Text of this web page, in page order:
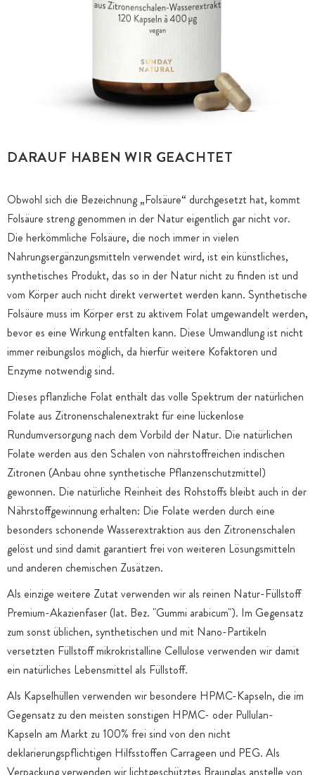
DARAUF HABEN WIR GEACHTET
Obwohl sich die Bezeichnung „Folsäure“ durchgesetzt hat, kommt
Folsäure streng genommen in der Natur eigentlich gar nicht vor.
Die herkömmliche Folsäure, die noch immer in vielen
Nahrungsergänzungsmitteln verwendet wird, ist ein künstliches,
synthetisches Produkt, das so in der Natur nicht zu finden ist und
vom Körper auch nicht direkt verwertet werden kann. Synthetische
Folsäure muss im Körper erst zu aktivem Folat umgewandelt werden,
bevor es eine Wirkung entfalten kann. Diese Umwandlung ist nicht
immer reibungslos möglich, da hierfür weitere Kofaktoren und
Enzyme notwendig sind.
Dieses pflanzliche Folat enthält das volle Spektrum der natürlichen
Folate aus Zitronenschalenextrakt für eine lückenlose
Rundumversorgung nach dem Vorbild der Natur. Die natürlichen
Folate werden aus den Schalen von nährstoffreichen indischen
Zitronen (Anbau ohne synthetische Pflanzenschutzmittel)
gewonnen. Die natürliche Reinheit des Rohstoffs bleibt auch in der
Nährstoffgewinnung erhalten: Die Folate werden durch eine
besonders schonende Wasserextraktion aus den Zitronenschalen
gelöst und sind damit garantiert frei von weiteren Lösungsmitteln
und anderen chemischen Zusätzen.
Als einzige weitere Zutat verwenden wir als reinen Natur-Füllstoff
Premium-Akazienfaser (lat. Bez. "Gummi arabicum"). Im Gegensatz
zum sonst üblichen, synthetischen und mit Nano-Partikeln
versetzten Füllstoff mikrokristalline Cellulose verwenden wir damit
ein natürliches Lebensmittel als Füllstoff.
Als Kapselhüllen verwenden wir besondere HPMC-Kapseln, die im
Gegensatz zu den meisten sonstigen HPMC- oder Pullulan-
Kapseln am Markt zu 100% frei sind von den nicht
deklarierungspflichtigen Hilfsstoffen Carrageen und PEG. Als